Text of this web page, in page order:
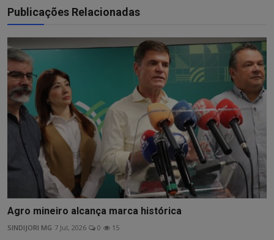
Publicações Relacionadas
Agro mineiro alcança marca histórica
SINDIJORI MG 7 Jul, 2026 0 15